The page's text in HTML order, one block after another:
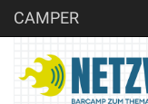
CAMPER